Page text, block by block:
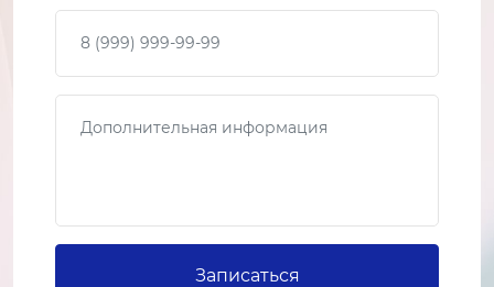
Ваш телефон
Сообщение
Записаться